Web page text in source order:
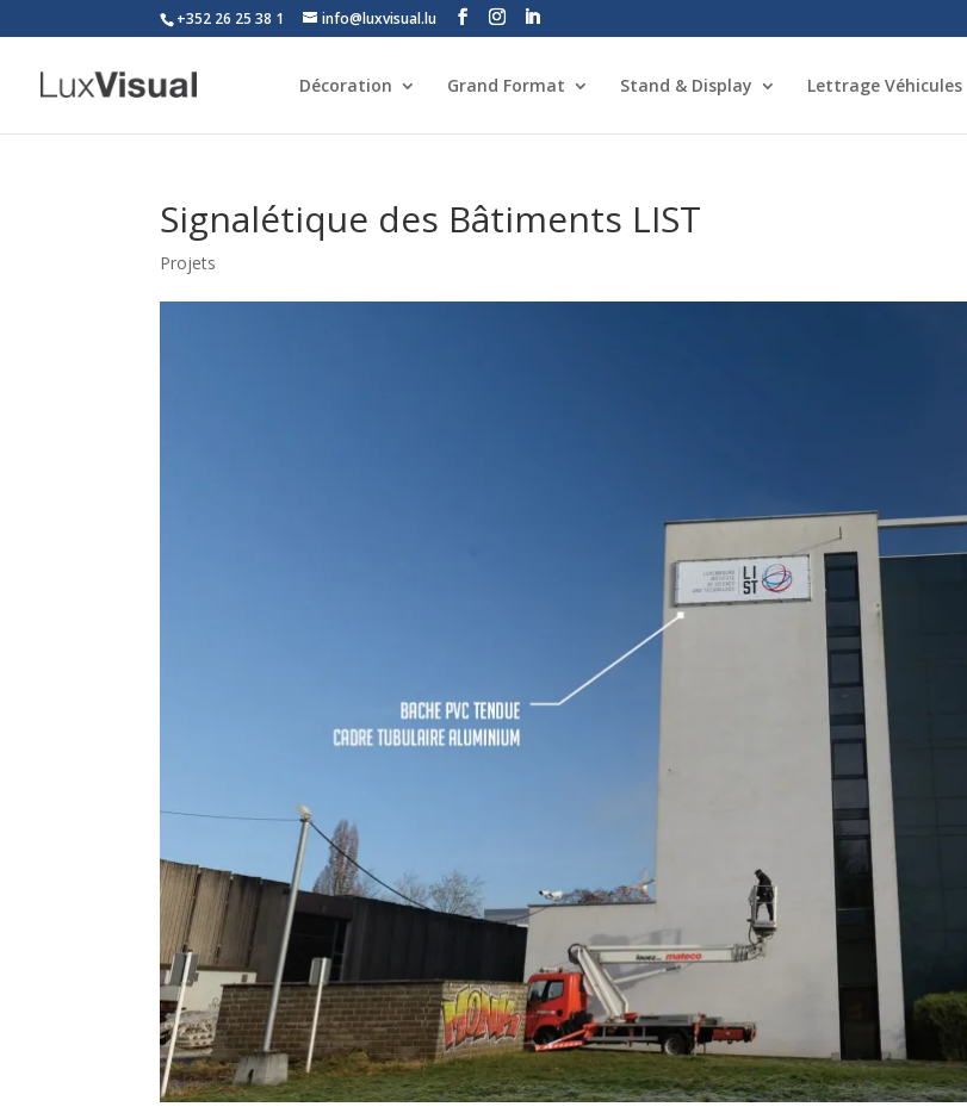
+352 26 25 38 1 info@luxvisual.lu
Décoration Grand Format Stand & Display Lettrage Véhicules
Signalétique des Bâtiments LIST
Projets